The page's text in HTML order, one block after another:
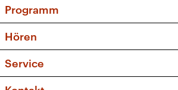
Programm
Sendungen und Podcasts
Musikliste
Hören
Frequenzen (UKW + DAB+)
Service
FAQ